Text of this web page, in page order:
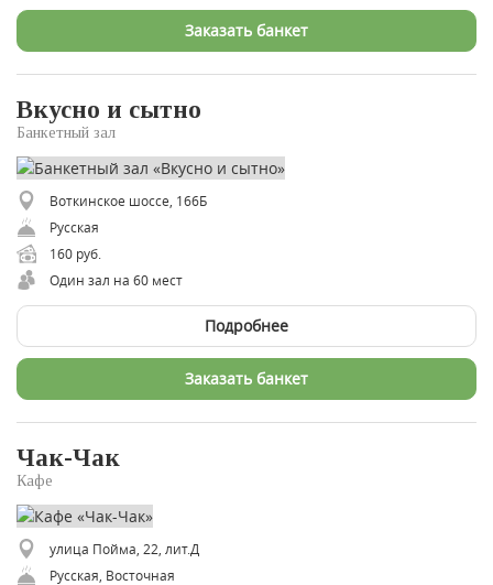
Заказать банкет
Вкусно и сытно
Банкетный зал
Воткинское шоссе, 166Б
Русская
160 руб.
Один зал на 60 мест
Подробнее
Заказать банкет
Чак-Чак
Кафе
улица Пойма, 22, лит.Д
Русская, Восточная